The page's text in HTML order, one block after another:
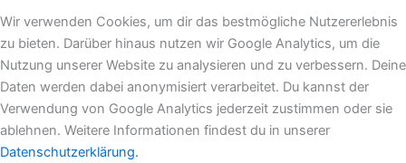
n
k
e
c
e
b
s
t
a
t
w
i
Wir verwenden Cookies, um dir das bestmögliche Nutzererlebnis
zu bieten. Darüber hinaus nutzen wir Google Analytics, um die
Nutzung unserer Website zu analysieren und zu verbessern. Deine
Daten werden dabei anonymisiert verarbeitet. Du kannst der
Verwendung von Google Analytics jederzeit zustimmen oder sie
ablehnen. Weitere Informationen findest du in unserer
Datenschutzerklärung.